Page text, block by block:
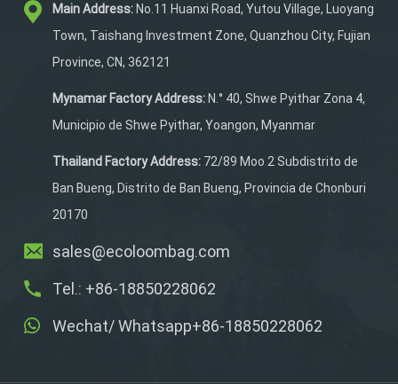
una banda reflectante
luminosa para mayor
seguridad. También
especial para guardar
zapatos. El diseño
garantiza comodidad y
durabilidad. Además,
y personalizada según el
preferencias de estilo.
Main Address:No.11 Huanxi Road, Yutou Village, Luoyang
Town, Taishang Investment Zone, Quanzhou City, Fujian
Province, CN, 362121
Mynamar Factory Address:N.° 40, Shwe Pyithar Zona 4,
Municipio de Shwe Pyithar, Yoangon, Myanmar
Thailand Factory Address:72/89 Moo 2 Subdistrito de
Ban Bueng, Distrito de Ban Bueng, Provincia de Chonburi
20170
sales@ecoloombag.com
Tel.: +86-18850228062
Wechat/ Whatsapp+86-18850228062